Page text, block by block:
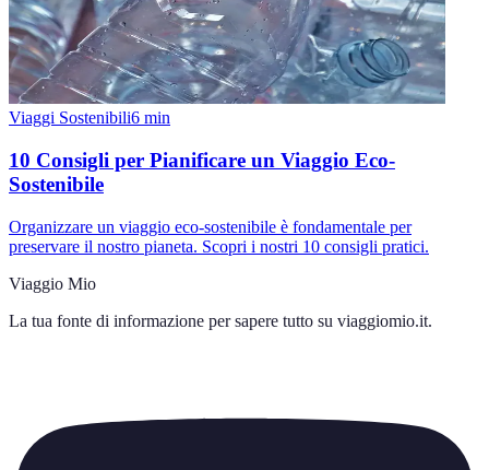
Viaggi Sostenibili6 min
10 Consigli per Pianificare un Viaggio Eco-
Sostenibile
Organizzare un viaggio eco-sostenibile è fondamentale per
preservare il nostro pianeta. Scopri i nostri 10 consigli pratici.
Viaggio Mio
La tua fonte di informazione per sapere tutto su viaggiomio.it.